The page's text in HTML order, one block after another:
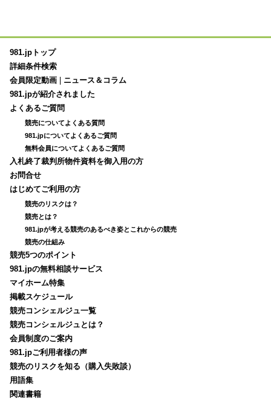
981.jpトップ
詳細条件検索
会員限定動画
ニュース＆コラム
981.jpが紹介されました
よくあるご質問
競売についてよくある質問
981.jpについてよくあるご質問
無料会員についてよくあるご質問
入札終了裁判所物件資料を御入用の方
お問合せ
はじめてご利用の方
競売のリスクは？
競売とは？
981.jpが考える競売のあるべき姿とこれからの競売
競売の仕組み
競売5つのポイント
981.jpの無料相談サービス
マイホーム特集
掲載スケジュール
競売コンシェルジュ一覧
競売コンシェルジュとは？
会員制度のご案内
981.jpご利用者様の声
競売のリスクを知る（購入失敗談）
用語集
関連書籍